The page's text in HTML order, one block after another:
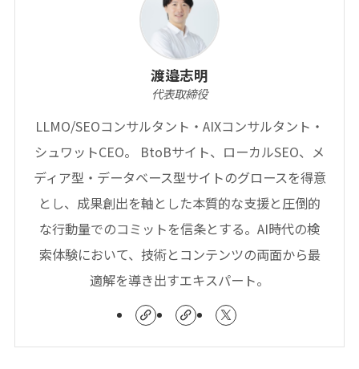
渡邉志明
代表取締役
LLMO/SEOコンサルタント・AIXコンサルタント・
シュワットCEO。 BtoBサイト、ローカルSEO、メ
ディア型・データベース型サイトのグロースを得意
とし、成果創出を軸とした本質的な支援と圧倒的
な行動量でのコミットを信条とする。AI時代の検
索体験において、技術とコンテンツの両面から最
適解を導き出すエキスパート。